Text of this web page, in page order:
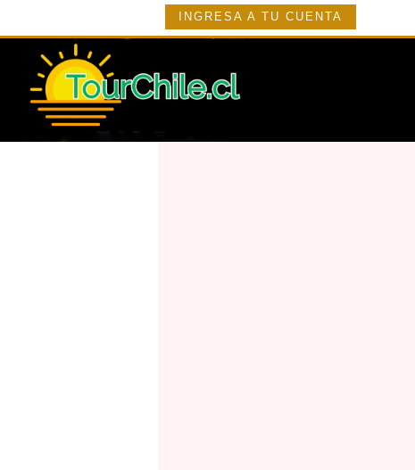
INGRESA A TU CUENTA